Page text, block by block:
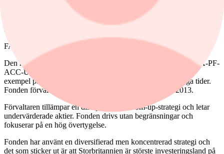
utnyttja det långvariga momentumet hos FAANG-aktierna
(Facebook, Amazon, Apple, Netflix, Google) och andra
tillväxtföretag för att behålla ett försprång gentemot sina
FAST - Global Fund A-PF-ACC-USD
Den näst bästa fonden är Fidelityfonden FAST - Global Fund A-PF-
ACC-USD med en avkastning på 123 procent, och är ett bra
exempel på aktiv förvaltning som fungerar bra under oroliga tider.
Fonden förvaltas av Dmitry Solomakhin sedan hösten 2013.
Förvaltaren tillämpar en disciplinerad bottom-up-strategi och letar
undervärderade aktier. Fonden drivs utan begränsningar och
fokuserar på en hög övertygelse.
Fonden har använt en diversifierad men koncentrerad strategi och
det som sticker ut är att Storbritannien är störste investeringsland på